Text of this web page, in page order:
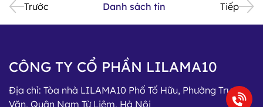
Trước Danh sách tin Tiếp
CÔNG TY CỔ PHẦN LILAMA10
Địa chỉ: Tòa nhà LILAMA10 Phố Tố Hữu, Phường Trung
Văn, Quận Nam Từ Liêm, Hà Nội